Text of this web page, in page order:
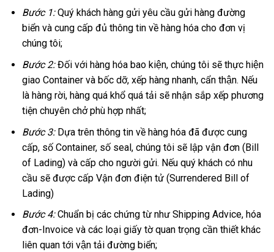
Bước 1:Quý khách hàng gửi yêu cầu gửi hàng đường
biển và cung cấp đủ thông tin về hàng hóa cho đơn vị
chúng tôi;
Bước 2:Đối với hàng hóa bao kiện, chúng tôi sẽ thực hiện
giao Container và bốc dỡ, xếp hàng nhanh, cẩn thận. Nếu
là hàng rời, hàng quá khổ quá tải sẽ nhận sắp xếp phương
tiện chuyên chở phù hợp nhất;
Bước 3:Dựa trên thông tin về hàng hóa đã được cung
cấp, số Container, số seal, chúng tôi sẽ lập vận đơn (Bill
of Lading) và cấp cho người gửi. Nếu quý khách có nhu
cầu sẽ được cấp Vận đơn điện tử (Surrendered Bill of
Lading)
Bước 4:Chuẩn bị các chứng từ như Shipping Advice, hóa
đơn-Invoice và các loại giấy tờ quan trọng cần thiết khác
liên quan tới vận tải đường biển;